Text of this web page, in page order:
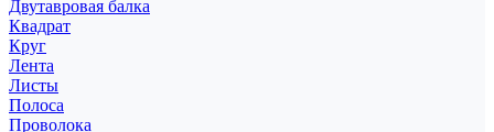
Двутавровая балка
Квадрат
Круг
Лента
Листы
Полоса
Проволока